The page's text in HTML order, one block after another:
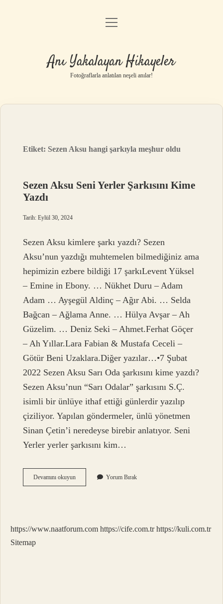
Anasayfa
Yasal Uyarı
menüyü
Anı Yakalayan Hikayeler
Fotoğraflarla anlatılan neşeli anılar!
Etiket: Sezen Aksu hangi şarkıyla meşhur oldu
Sezen Aksu Seni Yerler Şarkısını Kime
Yazdı
Tarih: Eylül 30, 2024
Sezen Aksu kimlere şarkı yazdı? Sezen
Aksu’nun yazdığı muhtemelen bilmediğiniz ama
hepimizin ezbere bildiği 17 şarkıLevent Yüksel
– Emine in Ebony. … Nükhet Duru – Adam
Adam … Ayşegül Aldinç – Ağır Abi. … Selda
Bağcan – Ağlama Anne. … Hülya Avşar – Ah
Güzelim. … Deniz Seki – Ahmet.Ferhat Göçer
– Ah Yıllar.Lara Fabian & Mustafa Ceceli –
Götür Beni Uzaklara.Diğer yazılar…•7 Şubat
2022 Sezen Aksu Sarı Oda şarkısını kime yazdı?
Sezen Aksu’nun “Sarı Odalar” şarkısını S.Ç.
isimli bir ünlüye ithaf ettiği günlerdir yazılıp
çiziliyor. Yapılan göndermeler, ünlü yönetmen
Sinan Çetin’i neredeyse birebir anlatıyor. Seni
Yerler yerler şarkısını kim…
Devamını okuyunSezen
Aksu
Yazdı
Yorum Bırak
https://www.naatforum.com https://cife.com.tr https://kuli.com.tr
Sitemap